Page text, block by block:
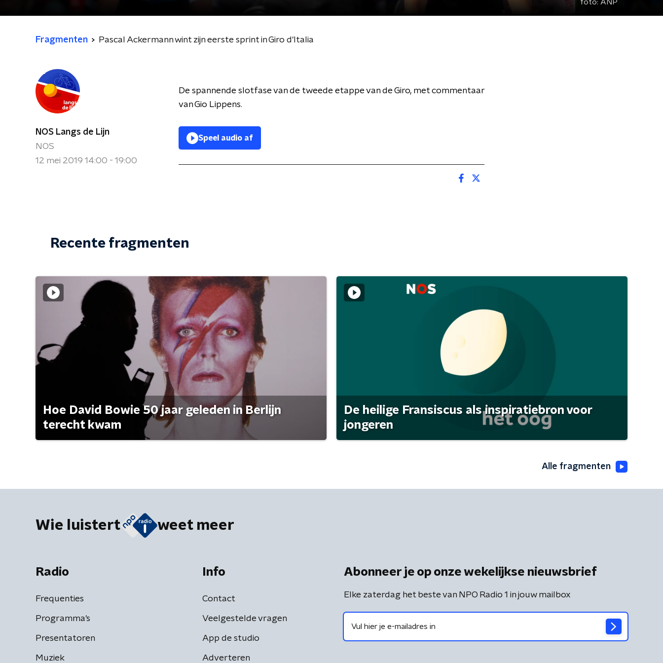
foto: ANP
Fragmenten Pascal Ackermann wint zijn eerste sprint in Giro d'Italia
NOS Langs de Lijn
NOS
12 mei 2019 14:00 - 19:00
De spannende slotfase van de tweede etappe van de Giro, met commentaar
van Gio Lippens.
Speel audio af
Recente fragmenten
Hoe David Bowie 50 jaar geleden in Berlijn
terecht kwam
De heilige Fransiscus als inspiratiebron voor
jongeren
Alle fragmenten
Wie luistert weet meer
Radio
Frequenties
Programma's
Presentatoren
Muziek
Info
Contact
Veelgestelde vragen
App de studio
Adverteren
Abonneer je op onze wekelijkse nieuwsbrief
Elke zaterdag het beste van NPO Radio 1 in jouw mailbox